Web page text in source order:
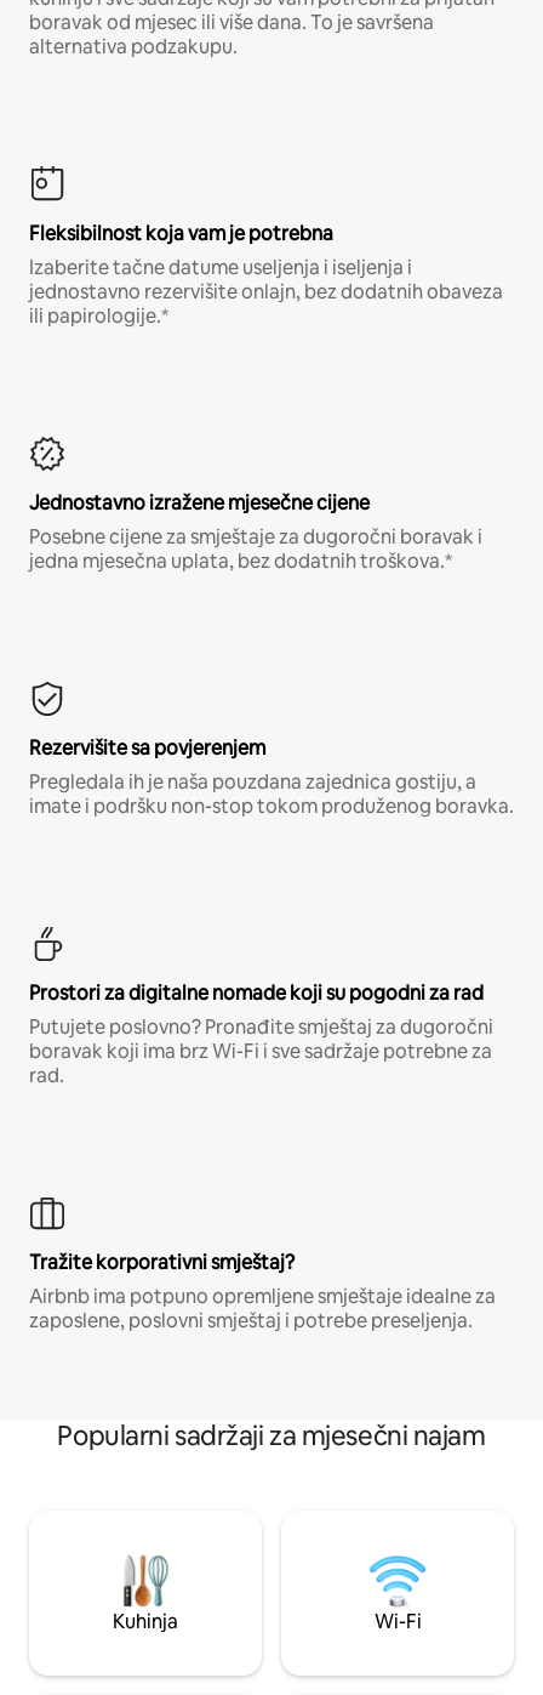
boravak od mjesec ili više dana. To je savršena
alternativa podzakupu.
Fleksibilnost koja vam je potrebna
Izaberite tačne datume useljenja i iseljenja i
jednostavno rezervišite onlajn, bez dodatnih obaveza
ili papirologije.*
Jednostavno izražene mjesečne cijene
Posebne cijene za smještaje za dugoročni boravak i
jedna mjesečna uplata, bez dodatnih troškova.*
Rezervišite sa povjerenjem
Pregledala ih je naša pouzdana zajednica gostiju, a
imate i podršku non-stop tokom produženog boravka.
Prostori za digitalne nomade koji su pogodni za rad
Putujete poslovno? Pronađite smještaj za dugoročni
boravak koji ima brz Wi-Fi i sve sadržaje potrebne za
rad.
Tražite korporativni smještaj?
Airbnb ima potpuno opremljene smještaje idealne za
zaposlene, poslovni smještaj i potrebe preseljenja.
Popularni sadržaji za mjesečni najam
Kuhinja Wi-Fi